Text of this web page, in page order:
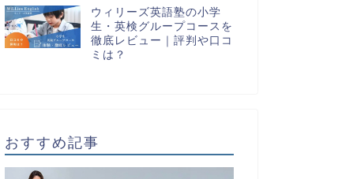
ウィリーズ英語塾の小学
生・英検グループコースを
徹底レビュー｜評判や口コ
ミは？
おすすめ記事